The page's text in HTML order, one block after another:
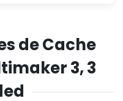
de Cache
3, 3